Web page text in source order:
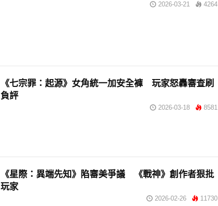
2026-03-21 4264
《七宗罪：起源》女角統一加安全褲 玩家怒轟審查刷
負評
2026-03-18 8581
《星際：異端先知》陷審美爭議 《戰神》創作者狠批
玩家
2026-02-26 11730